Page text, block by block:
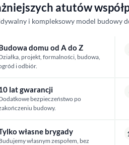
atutów
i kompleksowy model budowy
domu od A do Z
projekt, formalności, budowa,
i odbiór.
lat gwarancji
bezpieczeństwo po
budowy.
własne brygady
własnym zespołem, bez